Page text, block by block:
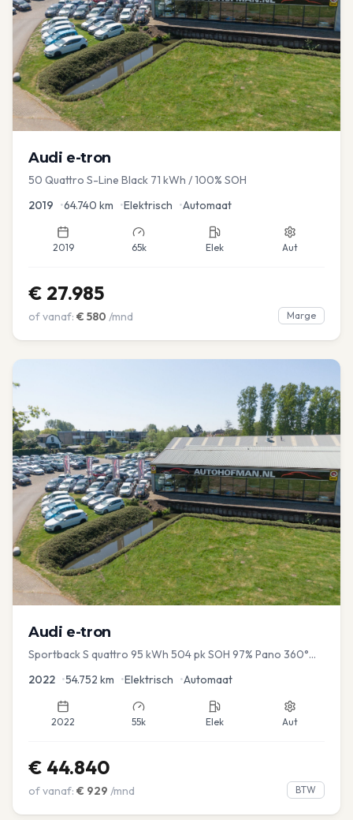
Audi e-tron
50 Quattro S-Line Black 71 kWh / 100% SOH
2019 •64.740 km •Elektrisch •Automaat
2019 65k Elek Aut
€ 27.985
of vanaf: € 580 /mnd Marge
Audi e-tron
Sportback S quattro 95 kWh 504 pk SOH 97% Pano 360°
2022 •54.752 km •Elektrisch •Automaat
2022 55k Elek Aut
€ 44.840
of vanaf: € 929 /mnd BTW